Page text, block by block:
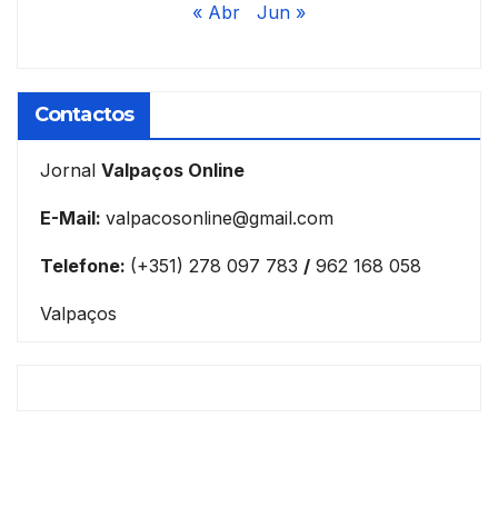
« Abr Jun »
Contactos
Jornal Valpaços Online
E-Mail: valpacosonline@gmail.com
Telefone: (+351) 278 097 783 / 962 168 058
Valpaços